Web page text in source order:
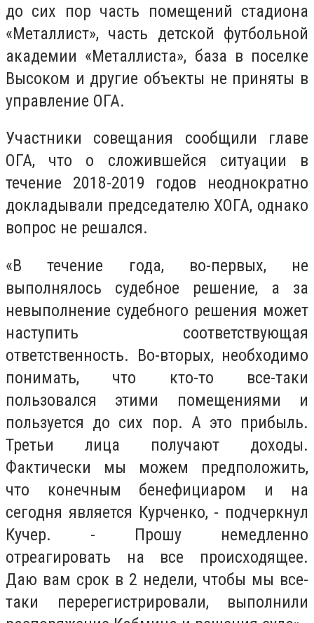
до сих пор часть помещений стадиона
«Металлист», часть детской футбольной
академии «Металлиста», база в поселке
Высоком и другие объекты не приняты в
управление ОГА.
Участники совещания сообщили главе
ОГА, что о сложившейся ситуации в
течение 2018-2019 годов неоднократно
докладывали председателю ХОГА, однако
вопрос не решался.
«В течение года, во-первых, не
выполнялось судебное решение, а за
невыполнение судебного решения может
наступить соответствующая
ответственность. Во-вторых, необходимо
понимать, что кто-то все-таки
пользовался этими помещениями и
пользуется до сих пор. А это прибыль.
Третьи лица получают доходы.
Фактически мы можем предположить,
что конечным бенефициаром и на
сегодня является Курченко, - подчеркнул
Кучер. - Прошу немедленно
отреагировать на все происходящее.
Даю вам срок в 2 недели, чтобы мы все-
таки перерегистрировали, выполнили